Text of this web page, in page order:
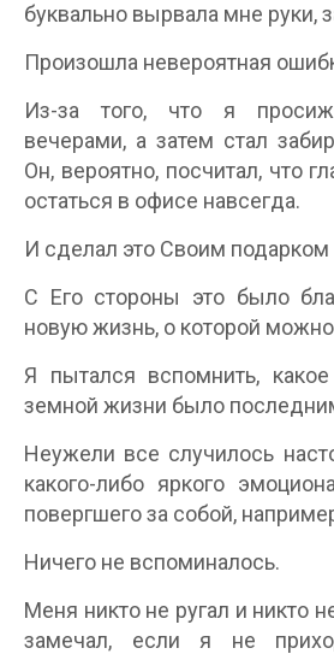
буквально вырвала мне руки,
Произошла невероятная
Из-за того, что я
вечерами, а затем стал
Он, вероятно, посчитал, что
остаться в офисе навсегда.
И сделал это Своим
С Его стороны это было
новую жизнь, о которой можно
Я пытался вспомнить,
земной жизни было
Неужели все случилось
какого-либо яркого
повергшего за собой,
Ничего не вспоминалось.
Меня никто не ругал и никто
замечал, если я не